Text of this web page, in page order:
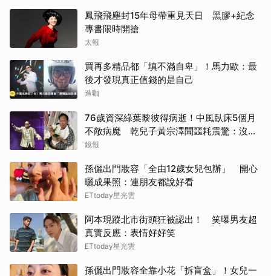
鳳飛飛塵封15年母帶重見天日 黑膠+紀念
專書限時開搶
太報
買再多精品都「填不滿自卑」！馬力歐：最
後才發現真正值錢的是自己
造咖
76歲資深綠葉黎彼得病逝！中風臥床5個月
不敵病魔 乾兒子黃宗澤聞噩耗震驚：沒通
知我
鏡報
孫儷出門妝容「全由12歲女兒包辦」 開心
曬成果照：連朋友都說好看
ETtoday星光雲
阿本現蹤北市街頭狂被認出！ 笑曝男友超
真實反應：表情好好笑
ETtoday星光雲
孫儷出門妝容全靠小花「拆盲盒」！女兒一